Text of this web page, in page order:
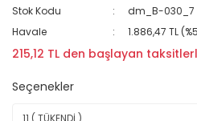
Stok Kodu
dm_B-030_7
Havale
1.886,47 TL
215,12 TL den başlayan
Seçenekler